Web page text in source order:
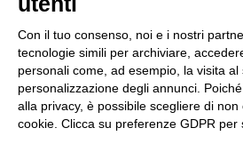
Con il tuo consenso, noi e i nostri
tecnologie simili per archiviare,
personali come, ad esempio, la visita al
personalizzazione degli annunci.
alla privacy, è possibile scegliere di
cookie. Clicca su preferenze GDPR per